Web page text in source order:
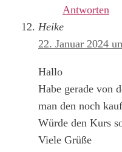
Antworten
Heike
22. Januar 2024
Hallo
Habe gerade von
man den noch
Würde den Kurs
Viele Grüße